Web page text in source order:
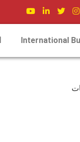
International